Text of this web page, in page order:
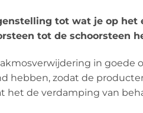
tot wat je op het
tot de schoorsteen
in goede
hebben, zodat de
het de verdamping van